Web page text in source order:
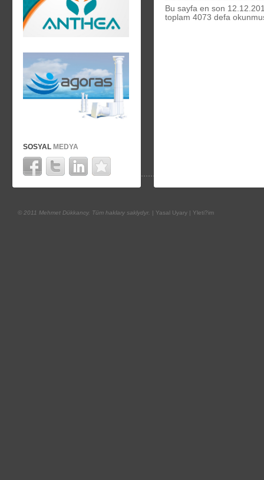
SOSYAL MEDYA
Bu sayfa en son
toplam 4073 defa
© 2011 Mehmet Dükkancy. Tüm haklary saklydyr. | Yasal Uyary | Yleti?im